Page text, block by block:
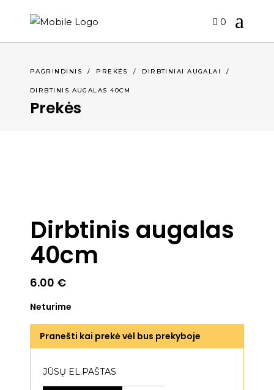
0
PAGRINDINIS / PREKĖS / DIRBTINIAI AUGALAI /
DIRBTINIS AUGALAS 40CM
Prekės
Dirbtinis augalas
40cm
6.00 €
Neturime
Pranešti kai prekė vėl bus prekyboje